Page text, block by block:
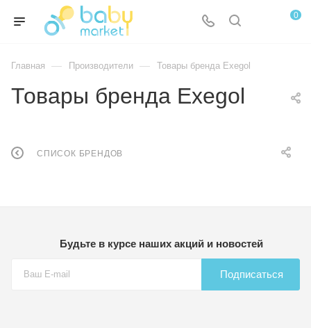
0
Главная — Производители — Товары бренда Exegol
Товары бренда Exegol
СПИСОК БРЕНДОВ
Будьте в курсе наших акций и новостей
Подписаться